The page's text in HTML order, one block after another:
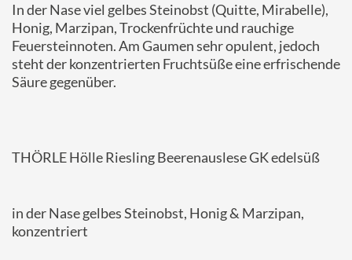
In der Nase viel gelbes Steinobst (Quitte, Mirabelle),
Honig, Marzipan, Trockenfrüchte und rauchige
Feuersteinnoten. Am Gaumen sehr opulent, jedoch
steht der konzentrierten Fruchtsüße eine erfrischende
Säure gegenüber.
THÖRLE Hölle Riesling Beerenauslese GK edelsüß
in der Nase gelbes Steinobst, Honig & Marzipan,
konzentriert